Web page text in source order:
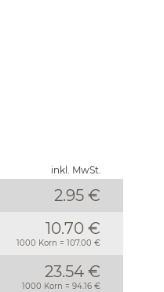
inkl. MwSt.
2.95€
10.70 €
1000 Korn = 107.00 €
23.54 €
1000 Korn = 94.16 €